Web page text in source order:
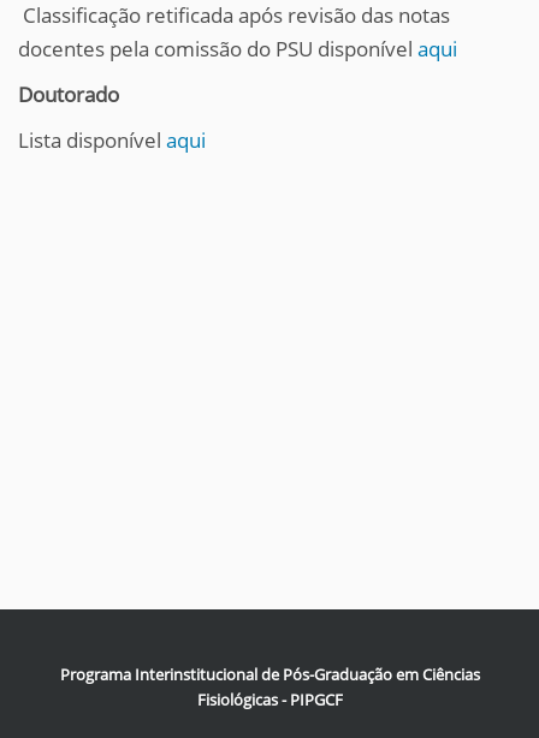
Classificação retificada após revisão das notas
docentes pela comissão do PSU disponível aqui
Doutorado
Lista disponível aqui
Programa Interinstitucional de Pós-Graduação em Ciências
Fisiológicas - PIPGCF